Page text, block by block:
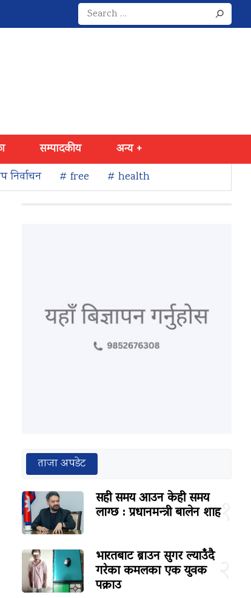
Search
for:
सम्पादकीय
अन्य +
निर्वाचन # free # health
ताजा अपडेट
१
सही समय आउन केही समय
लाग्छ : प्रधानमन्त्री बालेन शाह
भारतबाट ब्राउन सुगर ल्याउँदै
गरेका कमलका एक युवक
पक्राउ